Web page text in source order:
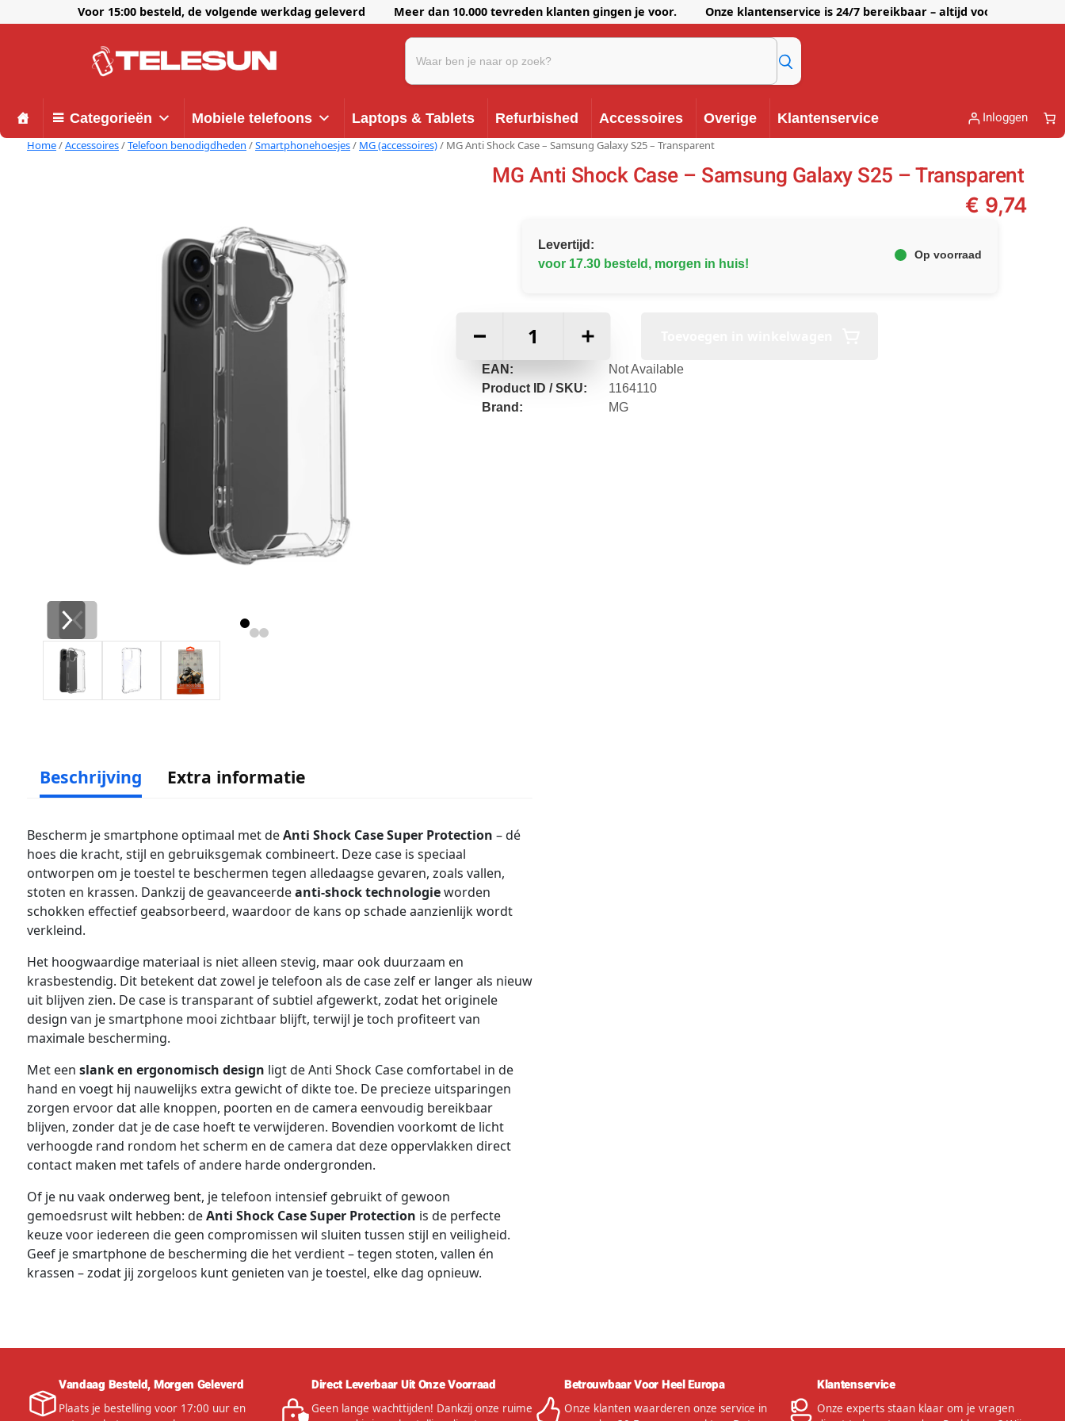
Voor 15:00 besteld, de volgende werkdag geleverd Meer dan 10.000 tevreden klanten gingen je voor. Onze klantenservice is 24/7 bereikbaar – altijd voor je klaar!
Categorieën Mobiele telefoons Laptops & Tablets Refurbished Accessoires Overige Klantenservice Inloggen
Home/Accessoires/Telefoon benodigdheden /Smartphonehoesjes/ MG (accessoires)/ MG Anti Shock Case – Samsung Galaxy S25 – Transparent
MG Anti Shock Case – Samsung Galaxy S25 – Transparent
€ 9,74
Levertijd:
voor 17.30 besteld, morgen in huis!
Op voorraad
+
EAN:
Not Available
Product ID / SKU:
1164110
Brand:
MG
Beschrijving Extra informatie
Bescherm je smartphone optimaal met deAnti Shock Case Super Protection – dé
hoes die kracht, stijl en gebruiksgemak combineert. Deze case is speciaal
ontworpen om je toestel te beschermen tegen alledaagse gevaren, zoals vallen,
stoten en krassen. Dankzij de geavanceerdeanti-shock technologieworden
schokken effectief geabsorbeerd, waardoor de kans op schade aanzienlijk wordt
verkleind.
Het hoogwaardige materiaal is niet alleen stevig, maar ook duurzaam en
krasbestendig. Dit betekent dat zowel je telefoon als de case zelf er langer als nieuw
uit blijven zien. De case is transparant of subtiel afgewerkt, zodat het originele
design van je smartphone mooi zichtbaar blijft, terwijl je toch profiteert van
maximale bescherming.
Met een slank en ergonomisch design ligt de Anti Shock Case comfortabel in de
hand en voegt hij nauwelijks extra gewicht of dikte toe. De precieze uitsparingen
zorgen ervoor dat alle knoppen, poorten en de camera eenvoudig bereikbaar
blijven, zonder dat je de case hoeft te verwijderen. Bovendien voorkomt de licht
verhoogde rand rondom het scherm en de camera dat deze oppervlakken direct
contact maken met tafels of andere harde ondergronden.
Of je nu vaak onderweg bent, je telefoon intensief gebruikt of gewoon
gemoedsrust wilt hebben: deAnti Shock Case Super Protection is de perfecte
keuze voor iedereen die geen compromissen wil sluiten tussen stijl en veiligheid.
Geef je smartphone de bescherming die het verdient – tegen stoten, vallen én
krassen – zodat jij zorgeloos kunt genieten van je toestel, elke dag opnieuw.
Vandaag Besteld, Morgen Geleverd
Plaats je bestelling voor 17:00 uur en
Direct Leverbaar Uit Onze Voorraad
Geen lange wachttijden! Dankzij onze ruime
Betrouwbaar Voor Heel Europa
Onze klanten waarderen onze service in
Klantenservice
Onze experts staan klaar om je vragen